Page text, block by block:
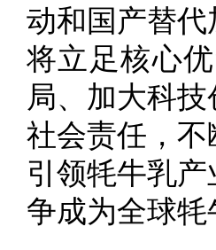
动和国产替
将立足核心
局、加大科
社会责任，
引领牦牛乳
争成为全球